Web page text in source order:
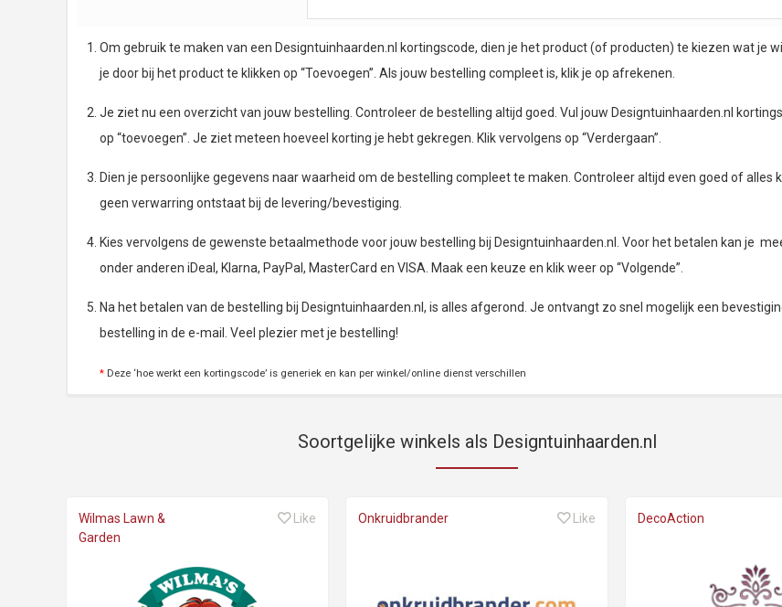
Om gebruik te maken van een Designtuinhaarden.nl kortingscode, dien je het product (of producten) te kiezen wat je
je door bij het product te klikken op “Toevoegen”. Als jouw bestelling compleet is, klik je op afrekenen.
Je ziet nu een overzicht van jouw bestelling. Controleer de bestelling altijd goed. Vul jouw Designtuinhaarden.nl
op “toevoegen”. Je ziet meteen hoeveel korting je hebt gekregen. Klik vervolgens op “Verdergaan”.
Dien je persoonlijke gegevens naar waarheid om de bestelling compleet te maken. Controleer altijd even goed of alles
geen verwarring ontstaat bij de levering/bevestiging.
Kies vervolgens de gewenste betaalmethode voor jouw bestelling bij Designtuinhaarden.nl. Voor het betalen kan je
onder anderen iDeal, Klarna, PayPal, MasterCard en VISA. Maak een keuze en klik weer op “Volgende”.
Na het betalen van de bestelling bij Designtuinhaarden.nl, is alles afgerond. Je ontvangt zo snel mogelijk een
bestelling in de e-mail. Veel plezier met je bestelling!
* Deze ‘hoe werkt een kortingscode’ is generiek en kan per winkel/online dienst verschillen
Soortgelijke winkels als Designtuinhaarden.nl
Wilmas Lawn &
Garden
Like Onkruidbrander Like DecoAction